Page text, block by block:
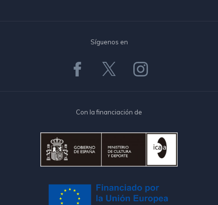
Síguenos en
Con la financiación de